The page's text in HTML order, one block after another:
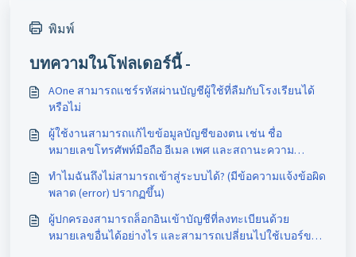
พิมพ์
บทความในโฟลเดอร์นี้ -
AOne สามารถแชร์รหัสผ่านบัญชีผู้ใช้ที่ลืมกับโรงเรียนได้
หรือไม่
ผู้ใช้งานสามารถแก้ไขข้อมูลบัญชีของตน เช่น ชื่อ
หมายเลขโทรศัพท์มือถือ อีเมล เพศ และสถานะความ
สัมพันธ์ ได้อย่างไร
ทำไมฉันถึงไม่สามารถเข้าสู่ระบบได้? (มีข้อความแจ้งข้อผิด
พลาด (error) ปรากฏขึ้น)
ผู้ปกครองสามารถล็อกอินเข้าบัญชีที่ลงทะเบียนด้วย
หมายเลขอื่นได้อย่างไร และสามารถเปลี่ยนไปใช้เบอร์ของ